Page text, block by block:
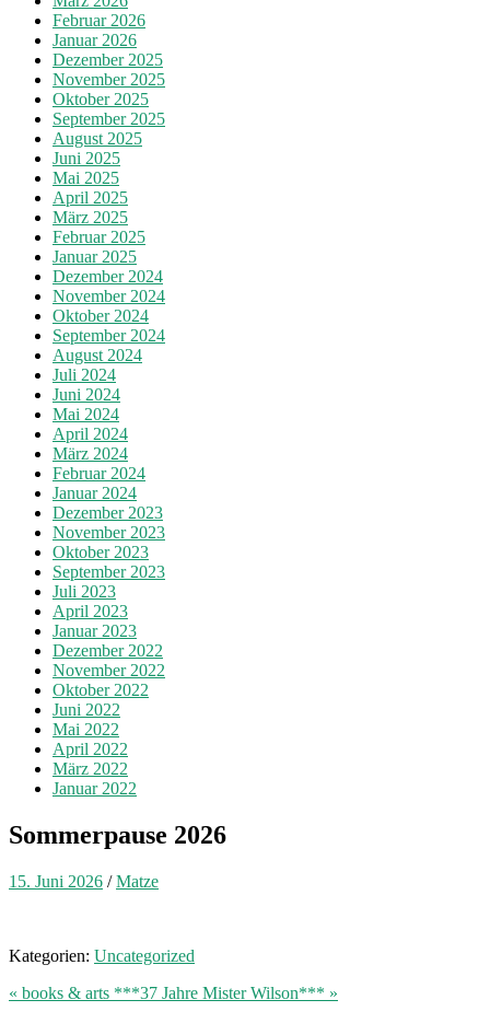
Februar 2026
Januar 2026
Dezember 2025
November 2025
Oktober 2025
September 2025
August 2025
Juni 2025
Mai 2025
April 2025
März 2025
Februar 2025
Januar 2025
Dezember 2024
November 2024
Oktober 2024
September 2024
August 2024
Juli 2024
Juni 2024
Mai 2024
April 2024
März 2024
Februar 2024
Januar 2024
Dezember 2023
November 2023
Oktober 2023
September 2023
Juli 2023
April 2023
Januar 2023
Dezember 2022
November 2022
Oktober 2022
Juni 2022
Mai 2022
April 2022
März 2022
Januar 2022
Sommerpause 2026
15. Juni 2026 /Matze
Kategorien: Uncategorized
« books & arts ***37 Jahre Mister Wilson*** »